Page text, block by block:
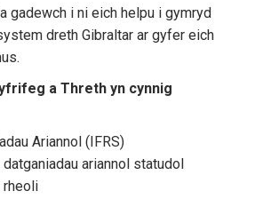
gadewch i ni eich helpu i gymryd
dreth Gibraltar ar gyfer eich
a Threth yn cynnig
Ariannol (IFRS)
ariannol statudol
rheoli